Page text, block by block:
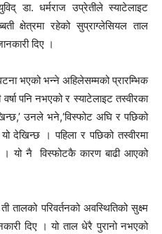
डा. धर्मराज उप्रेतीले स्याटेलाइट
क्षेत्रमा रहेको सुप्राग्लेसियल ताल
दिए ।
भएको भन्ने अहिलेसम्मको प्रारम्भिक
पनि नभएको र स्याटेलाइट तस्वीरका
उनले भने,‘विस्फोट अघि र पछिको
देखिन्छ । पहिला र पछिको तस्वीरमा
यो नै विस्फोटकै कारण बाढी आएको
तालको परिवर्तनको अवस्थितिको सुक्ष्म
दिए । यो ताल धेरै पुरानो नभएको